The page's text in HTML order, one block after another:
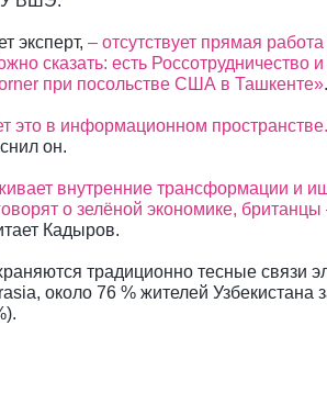
эксперт, – отсутствует прямая
сказать: есть Россотрудничество
при посольстве США в Ташкенте».
это в информационном
он.
внутренние трансформации и
о зелёной экономике,
Кадыров.
традиционно тесные связи
около 76 % жителей Узбекистана